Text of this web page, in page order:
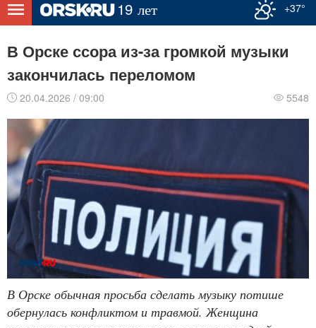
+37°
В Орске ссора из-за громкой музыки
закончилась переломом
20.04.2026 / 09:00 5548
В Орске обычная просьба сделать музыку потише
обернулась конфликтом и травмой. Женщина